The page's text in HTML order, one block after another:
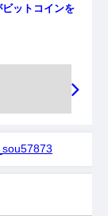
ビットコインを